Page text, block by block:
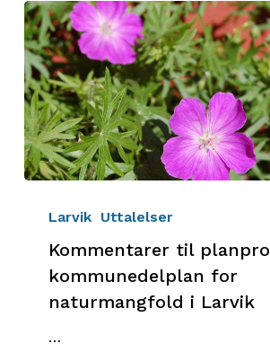
kommunedelplan
Larvik Uttalelser
Kommentarer til
kommunedelplan for
naturmangfold i Larvik
…